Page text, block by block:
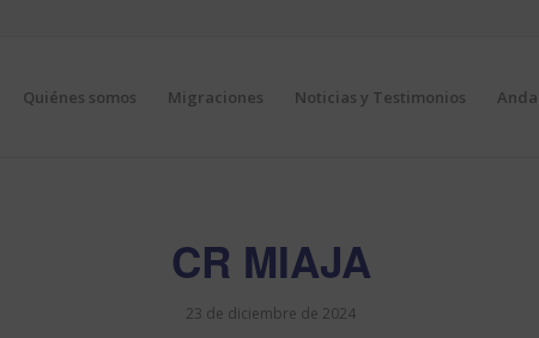
Quiénes somos Migraciones Noticias y Testimonios
CR MIAJA
23 de diciembre de 2024